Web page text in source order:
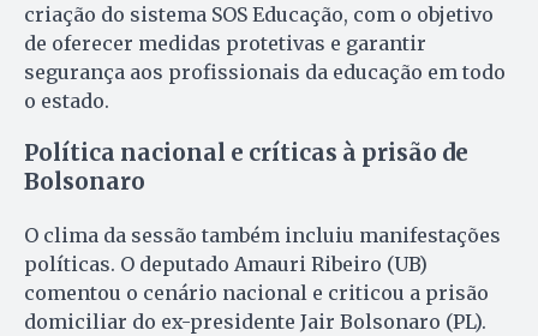
criação do sistema SOS Educação, com o objetivo
de oferecer medidas protetivas e garantir
segurança aos profissionais da educação em todo
o estado.
Política nacional e críticas à prisão de
Bolsonaro
O clima da sessão também incluiu manifestações
políticas. O deputado Amauri Ribeiro (UB)
comentou o cenário nacional e criticou a prisão
domiciliar do ex-presidente Jair Bolsonaro (PL).